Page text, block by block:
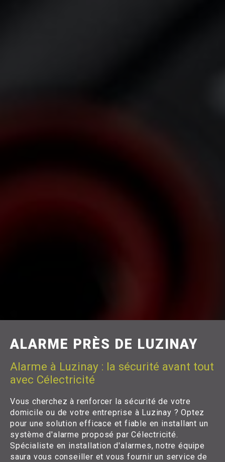
ALARME PRÈS DE LUZINAY
Alarme à Luzinay : la sécurité avant tout
avec Célectricité
Vous cherchez à renforcer la sécurité de votre
domicile ou de votre entreprise à Luzinay ? Optez
pour une solution efficace et fiable en installant un
système d'alarme proposé par Célectricité.
Spécialiste en installation d'alarmes, notre équipe
saura vous conseiller et vous fournir un service de